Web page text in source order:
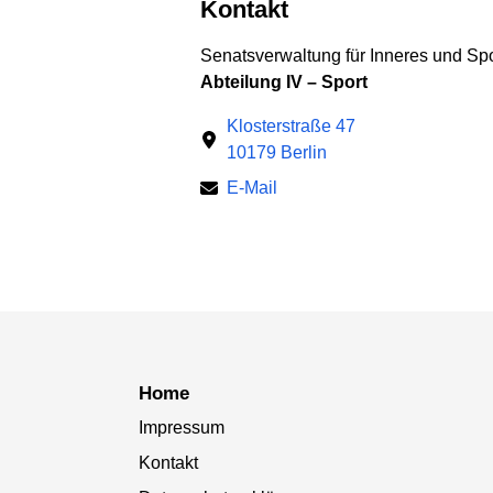
Kontakt
Senatsverwaltung für Inneres und
Abteilung IV – Sport
Klosterstraße 47
10179 Berlin
E-Mail
Home
Impressum
Kontakt